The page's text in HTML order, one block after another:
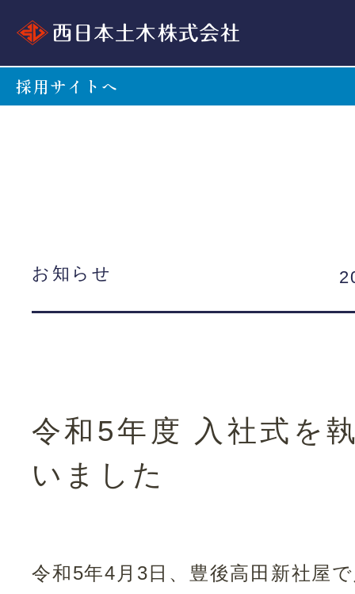
採用サイトへ
お知らせ
令和5年度 入社式を
いました
令和5年4月3日、豊後高田新社屋